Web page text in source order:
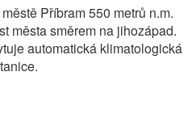
Příbram 550 metrů n.m.
města směrem na jihozápad.
automatická klimatologická